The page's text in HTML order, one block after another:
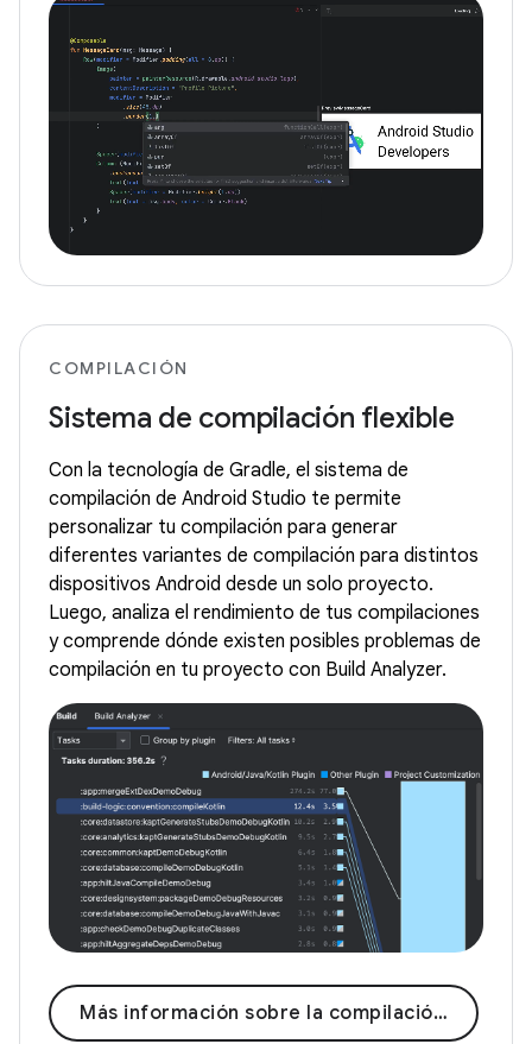
COMPILACIÓN
Sistema de compilación flexible
Con la tecnología de Gradle, el sistema de
compilación de Android Studio te permite
personalizar tu compilación para generar
diferentes variantes de compilación para distintos
dispositivos Android desde un solo proyecto.
Luego, analiza el rendimiento de tus compilaciones
y comprende dónde existen posibles problemas de
compilación en tu proyecto con Build Analyzer.
Más información sobre la compilación de Android